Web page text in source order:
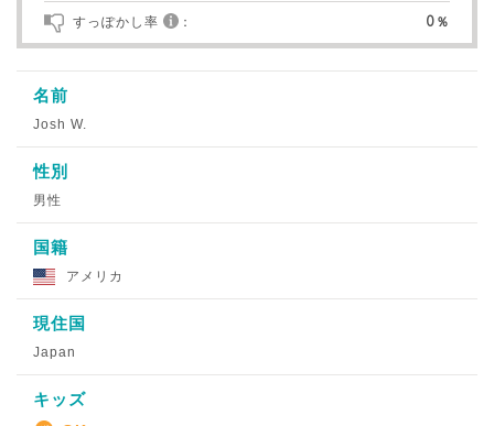
すっぽかし率 ： 0％
名前
Josh W.
性別
男性
国籍
アメリカ
現住国
Japan
キッズ